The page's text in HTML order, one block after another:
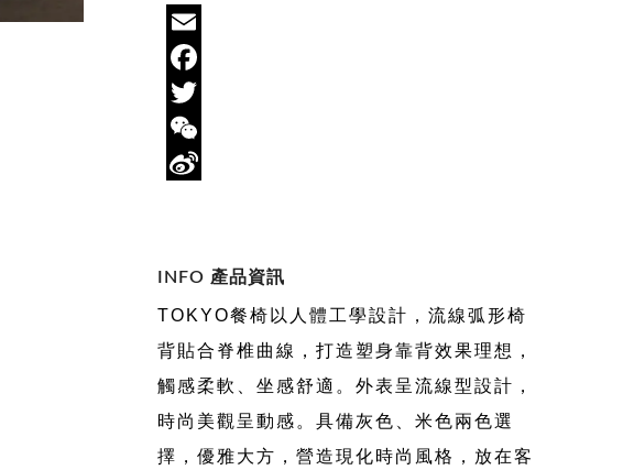
Email
Facebook
Twitter
WeChat
INFO 產品資訊
TOKYO餐椅以人體工學設計，流線弧形椅
背貼合脊椎曲線，打造塑身靠背效果理想，
觸感柔軟、坐感舒適。外表呈流線型設計，
時尚美觀呈動感。具備灰色、米色兩色選
擇，優雅大方，營造現化時尚風格，放在客